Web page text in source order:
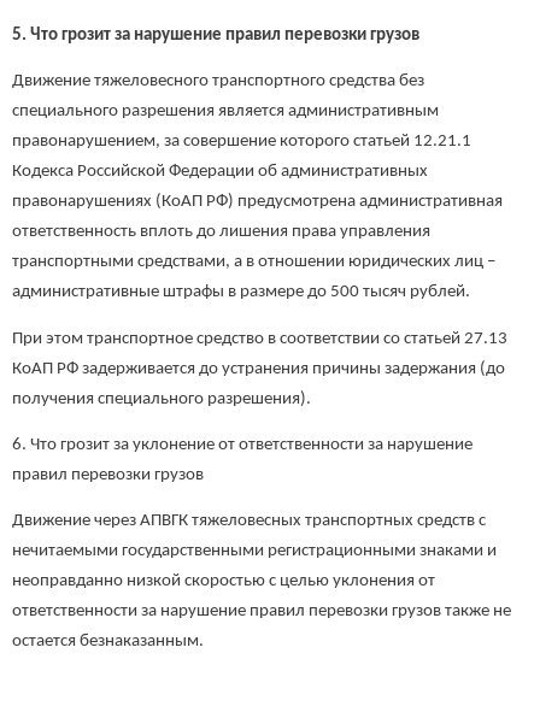
5. Что грозит за нарушение правил перевозки грузов
Движение тяжеловесного транспортного средства без
специального разрешения является административным
правонарушением, за совершение которого статьей 12.21.1
Кодекса Российской Федерации об административных
правонарушениях (КоАП РФ) предусмотрена административная
ответственность вплоть до лишения права управления
транспортными средствами, а в отношении юридических лиц –
административные штрафы в размере до 500 тысяч рублей.
При этом транспортное средство в соответствии со статьей 27.13
КоАП РФ задерживается до устранения причины задержания (до
получения специального разрешения).
6. Что грозит за уклонение от ответственности за нарушение
правил перевозки грузов
Движение через АПВГК тяжеловесных транспортных средств с
нечитаемыми государственными регистрационными знаками и
неоправданно низкой скоростью с целью уклонения от
ответственности за нарушение правил перевозки грузов также не
остается безнаказанным.